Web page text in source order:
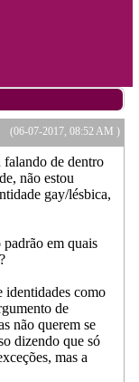
(06-07-2017, 08:52 AM )
de dentro
não estou
gay/lésbica,
em quais
identidades como
de
não querem se
dizendo que só
mas a